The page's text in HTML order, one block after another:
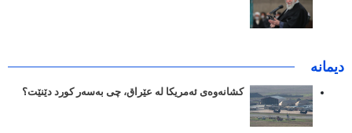
دیمانە
کشانەوەی ئەمریکا لە عێراق، چی بەسەر کورد دێنێت؟